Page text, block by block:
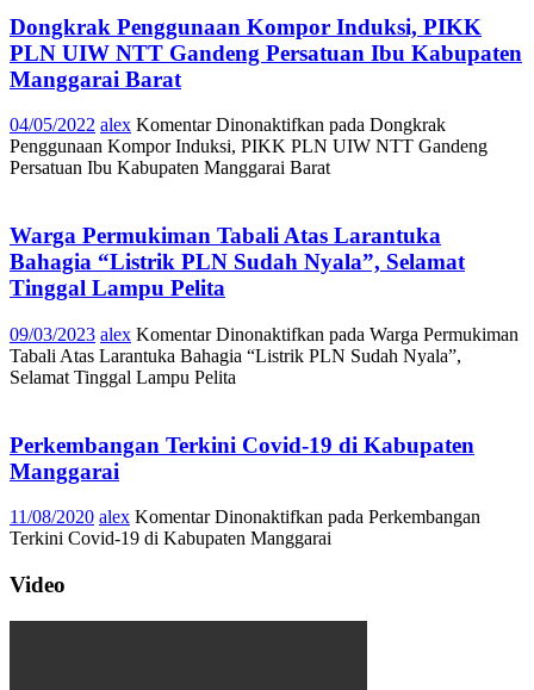
Dongkrak Penggunaan Kompor Induksi, PIKK
PLN UIW NTT Gandeng Persatuan Ibu Kabupaten
Manggarai Barat
04/05/2022 alex Komentar Dinonaktifkan pada Dongkrak
Penggunaan Kompor Induksi, PIKK PLN UIW NTT Gandeng
Persatuan Ibu Kabupaten Manggarai Barat
Warga Permukiman Tabali Atas Larantuka
Bahagia “Listrik PLN Sudah Nyala”, Selamat
Tinggal Lampu Pelita
09/03/2023 alex Komentar Dinonaktifkan pada Warga Permukiman
Tabali Atas Larantuka Bahagia “Listrik PLN Sudah Nyala”,
Selamat Tinggal Lampu Pelita
Perkembangan Terkini Covid-19 di Kabupaten
Manggarai
11/08/2020 alex Komentar Dinonaktifkan pada Perkembangan
Terkini Covid-19 di Kabupaten Manggarai
Video